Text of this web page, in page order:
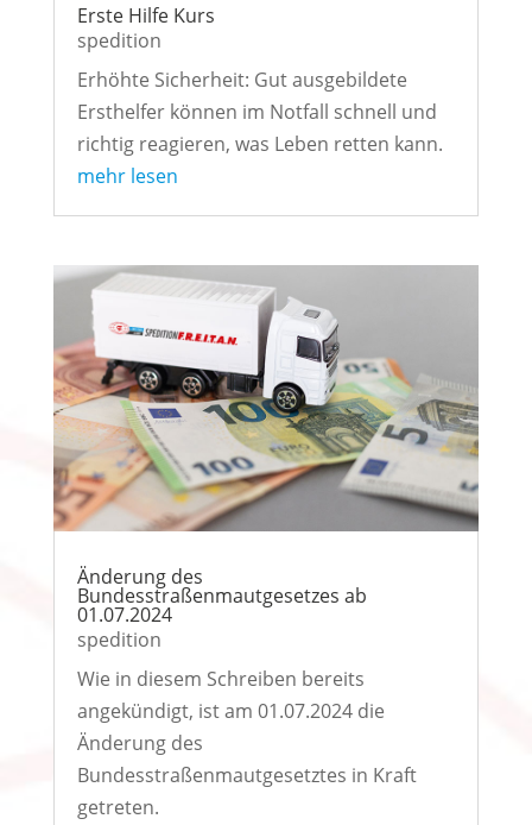
Erste Hilfe Kurs
spedition
Erhöhte Sicherheit: Gut ausgebildete
Ersthelfer können im Notfall schnell und
richtig reagieren, was Leben retten kann.
mehr lesen
Änderung des
Bundesstraßenmautgesetzes ab
01.07.2024
spedition
Wie in diesem Schreiben bereits
angekündigt, ist am 01.07.2024 die
Änderung des
Bundesstraßenmautgesetztes in Kraft
getreten.